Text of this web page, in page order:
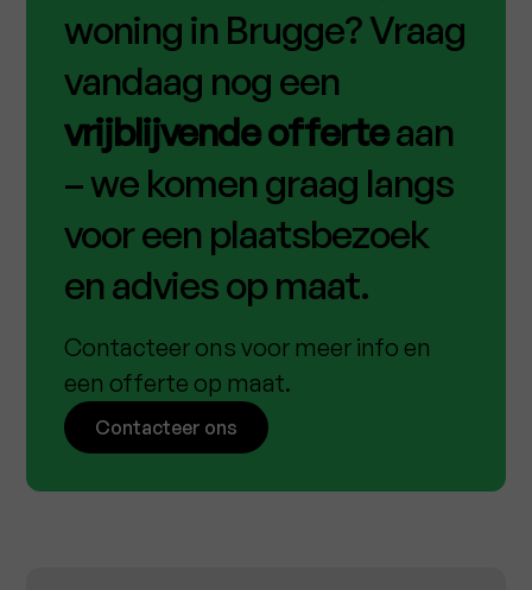
woning in Brugge? Vraag
vandaag nog een
vrijblijvende offerteaan
– we komen graag langs
voor een plaatsbezoek
en advies op maat.
Contacteer ons voor meer info en
een offerte op maat.
Contacteer ons